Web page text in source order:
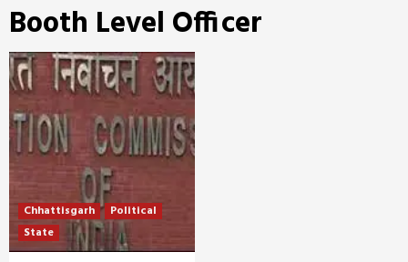
Booth Level Officer
Chhattisgarh
Political
State